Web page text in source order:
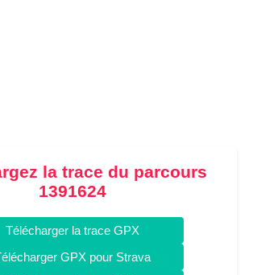
la trace du parcours
1391624
Télécharger la trace GPX
GPX pour Strava